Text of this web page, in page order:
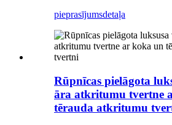
pieprasījumsdetaļa
Rūpnīcas pielāgota
āra atkritumu tvertne
tērauda atkritumu